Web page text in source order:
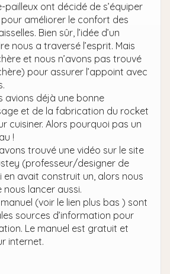
pailleux ont décidé de s’équiper
améliorer le confort des
Bien sûr, l’idée d’un
nous a traversé l’esprit. Mais
et nous n’avons pas trouvé
pour assurer l’appoint avec
avions déjà une bonne
et de la fabrication du rocket
cuisiner. Alors pourquoi pas un
!
trouvé une vidéo sur le site
(professeur/designer de
avait construit un, alors nous
nous lancer aussi.
(voir le lien plus bas ) sont
sources d’information pour
Le manuel est gratuit et
internet.